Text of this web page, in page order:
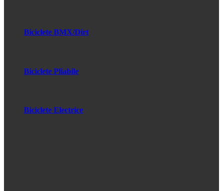
Biciclete BMX/Dirt
Biciclete Pliabile
Biciclete Electrice